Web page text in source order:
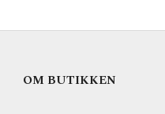
OM BUTIKKEN